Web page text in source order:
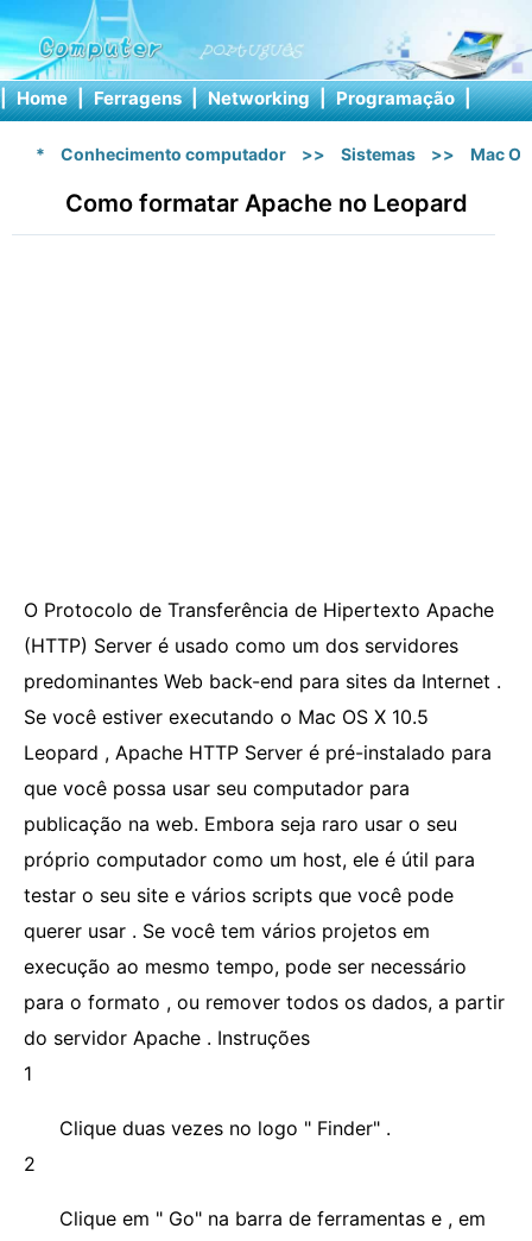
| Home | Ferragens | Networking | Programação |
* Conhecimento computador >> Sistemas >> Mac OS
Como formatar Apache no Leopard
O Protocolo de Transferência de Hipertexto Apache
(HTTP) Server é usado como um dos servidores
predominantes Web back-end para sites da Internet .
Se você estiver executando o Mac OS X 10.5
Leopard , Apache HTTP Server é pré-instalado para
que você possa usar seu computador para
publicação na web. Embora seja raro usar o seu
próprio computador como um host, ele é útil para
testar o seu site e vários scripts que você pode
querer usar . Se você tem vários projetos em
execução ao mesmo tempo, pode ser necessário
para o formato , ou remover todos os dados, a partir
do servidor Apache . Instruções
1
Clique duas vezes no logo " Finder" .
2
Clique em " Go" na barra de ferramentas e , em